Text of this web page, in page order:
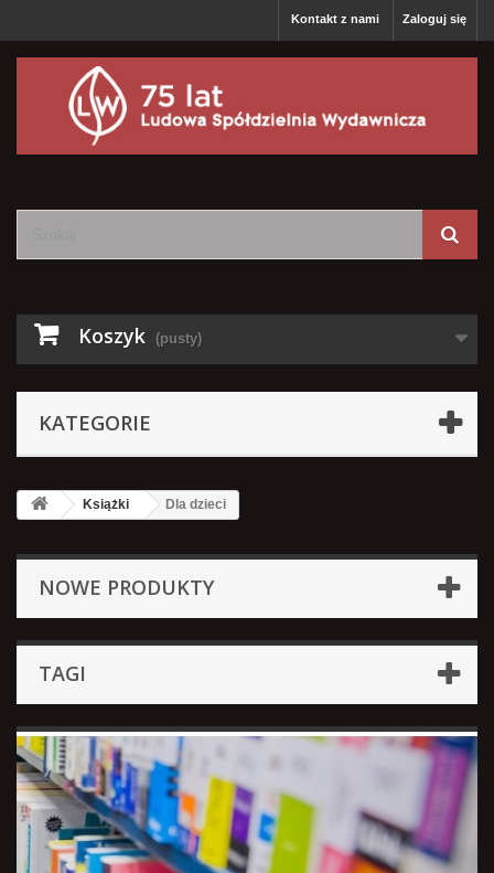
Zaloguj się
Kontakt z nami
Koszyk (pusty)
KATEGORIE
Książki Dla dzieci
NOWE PRODUKTY
TAGI